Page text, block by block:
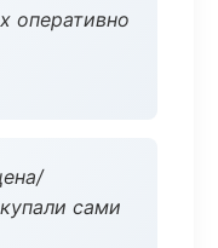
оперативно
сами